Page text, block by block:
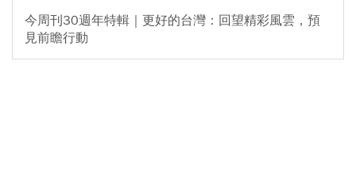
今周刊30週年特輯｜更好的台灣：回望精彩風雲，預
見前瞻行動